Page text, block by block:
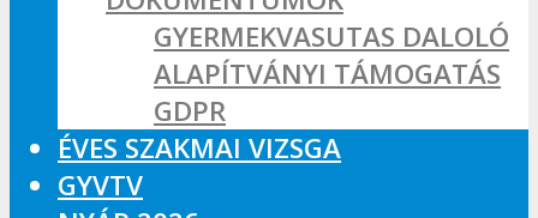
GYERMEKVASUTAS DALOLÓ
ALAPÍTVÁNYI TÁMOGATÁS
GDPR
ÉVES SZAKMAI VIZSGA
GYVTV